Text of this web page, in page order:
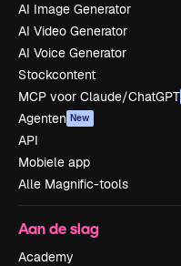
AI Image Generator
AI Video Generator
AI Voice Generator
Stockcontent
MCP voor Claude/ChatGPT
Agenten New
API
Mobiele app
Alle Magnific-tools
Aan de slag
Academy